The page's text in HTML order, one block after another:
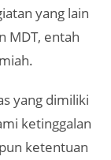
yang lain
MDT, entah
yang dimiliki
ketinggalan
ketentuan